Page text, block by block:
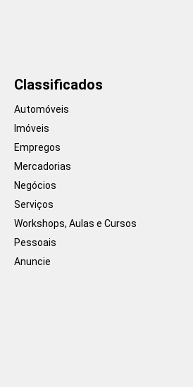
Classificados
Automóveis
Imóveis
Empregos
Mercadorias
Negócios
Serviços
Workshops, Aulas e Cursos
Pessoais
Anuncie